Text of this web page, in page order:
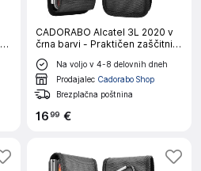
CADORABO Alcatel 3L 2020 v
črna barvi - Praktičen zaščitni
ovitek s karabinom Ovitek
ovitka z držalom za pisalo
Na voljo v 4-8 delovnih dneh
Prodajalec Cadorabo Shop
Brezplačna poštnina
1699 €